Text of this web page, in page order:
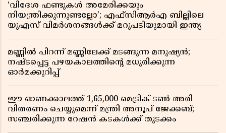
‘വിദേശ ഫണ്ടുകൾ അമേരിക്കയും
നിയന്ത്രിക്കുന്നുണ്ടല്ലോ’; എഫ്സിആർഎ ബില്ലിലെ
യുഎസ് വിമർശനങ്ങൾക്ക് മറുപടിയുമായി ഇന്ത്യ
മണ്ണിൽ പിറന്ന് മണ്ണിലേക്ക് മടങ്ങുന്ന മനുഷ്യൻ;
നഷ്ടപ്പെട്ട പഴയകാലത്തിൻ്റെ മധുരിക്കുന്ന
ഓർമക്കുറിപ്പ്
ഈ ഓണക്കാലത്ത് 1,65,000 മെട്രിക് ടൺ അരി
വിതരണം ചെയ്യുമെന്ന് മന്ത്രി അനൂപ് ജേക്കബ്;
സഞ്ചരിക്കുന്ന റേഷൻ കടകൾക്ക് തുടക്കം